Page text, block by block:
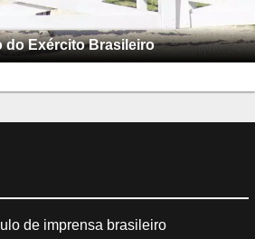
do Exército Brasileiro
de imprensa brasileiro